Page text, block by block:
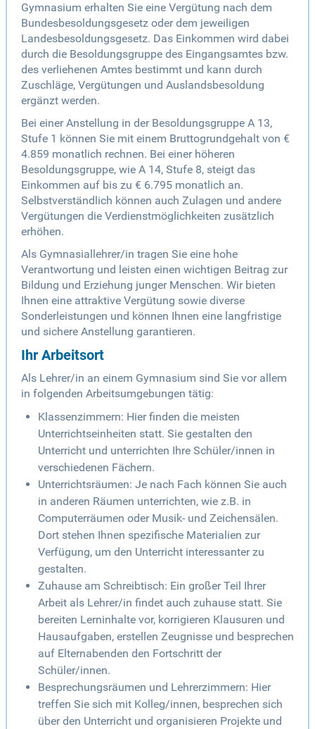
Gymnasium erhalten Sie eine Vergütung nach dem
Bundesbesoldungsgesetz oder dem jeweiligen
Landesbesoldungsgesetz. Das Einkommen wird dabei
durch die Besoldungsgruppe des Eingangsamtes bzw.
des verliehenen Amtes bestimmt und kann durch
Zuschläge, Vergütungen und Auslandsbesoldung
ergänzt werden.
Bei einer Anstellung in der Besoldungsgruppe A 13,
Stufe 1 können Sie mit einem Bruttogrundgehalt von €
4.859 monatlich rechnen. Bei einer höheren
Besoldungsgruppe, wie A 14, Stufe 8, steigt das
Einkommen auf bis zu € 6.795 monatlich an.
Selbstverständlich können auch Zulagen und andere
Vergütungen die Verdienstmöglichkeiten zusätzlich
erhöhen.
Als Gymnasiallehrer/in tragen Sie eine hohe
Verantwortung und leisten einen wichtigen Beitrag zur
Bildung und Erziehung junger Menschen. Wir bieten
Ihnen eine attraktive Vergütung sowie diverse
Sonderleistungen und können Ihnen eine langfristige
und sichere Anstellung garantieren.
Ihr Arbeitsort
Als Lehrer/in an einem Gymnasium sind Sie vor allem
in folgenden Arbeitsumgebungen tätig:
Klassenzimmern: Hier finden die meisten
Unterrichtseinheiten statt. Sie gestalten den
Unterricht und unterrichten Ihre Schüler/innen in
verschiedenen Fächern.
Unterrichtsräumen: Je nach Fach können Sie auch
in anderen Räumen unterrichten, wie z.B. in
Computerräumen oder Musik- und Zeichensälen.
Dort stehen Ihnen spezifische Materialien zur
Verfügung, um den Unterricht interessanter zu
gestalten.
Zuhause am Schreibtisch: Ein großer Teil Ihrer
Arbeit als Lehrer/in findet auch zuhause statt. Sie
bereiten Lerninhalte vor, korrigieren Klausuren und
Hausaufgaben, erstellen Zeugnisse und besprechen
auf Elternabenden den Fortschritt der
Schüler/innen.
Besprechungsräumen und Lehrerzimmern: Hier
treffen Sie sich mit Kolleg/innen, besprechen sich
über den Unterricht und organisieren Projekte und